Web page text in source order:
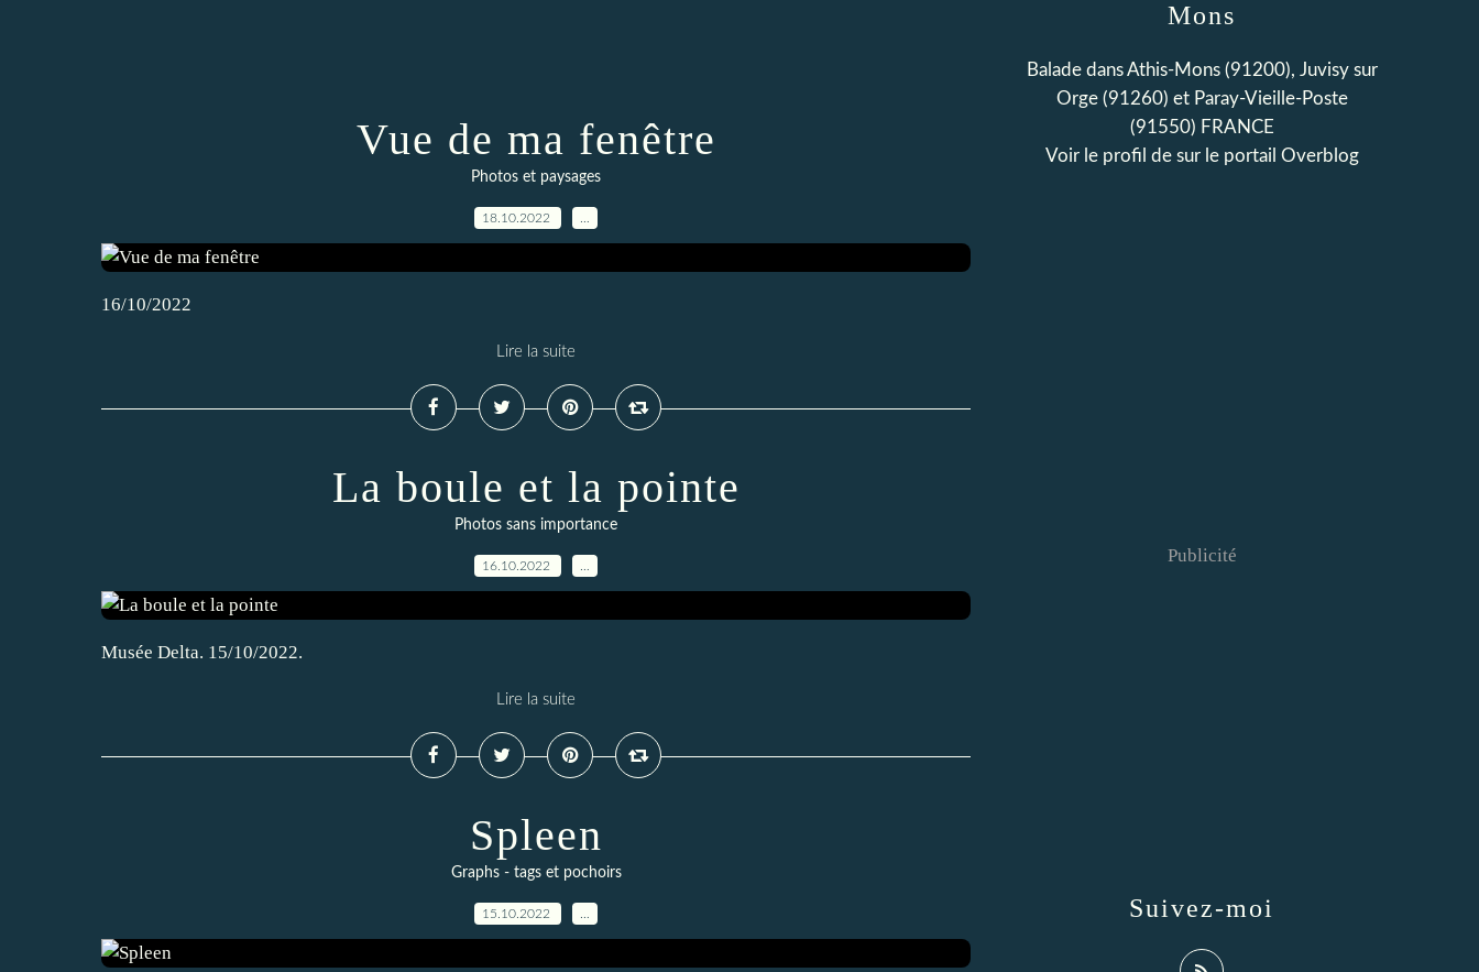
Vue de ma fenêtre
Photos et paysages
18.10.2022
16/10/2022
Lire la suite
La boule et la pointe
Photos sans importance
16.10.2022
Musée Delta. 15/10/2022.
Lire la suite
Spleen
Graphs - tags et pochoirs
15.10.2022
Mons
Balade dans Athis-Mons (91200), Juvisy sur
Orge (91260) et Paray-Vieille-Poste
(91550) FRANCE
Voir le profil de sur le portail Overblog
Suivez-moi
Publicité